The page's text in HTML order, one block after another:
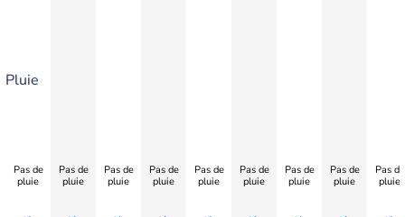
Pluie
Pas de
pluie
Pas de
pluie
Pas de
pluie
Pas de
pluie
Pas de
pluie
Pas de
pluie
Pas de
pluie
Pas de
pluie
Pas de
pluie